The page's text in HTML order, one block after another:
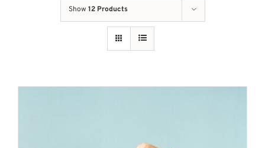
Show 12 Products